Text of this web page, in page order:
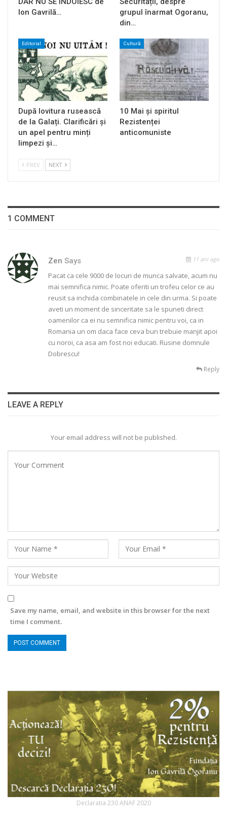
Ion Gavrilă…
grupul înarmat Ogoranu,
din…
Editorial
După lovitura rusească
de la Galați. Clarificări și
un apel pentru minți
limpezi și…
Cultură
10 Mai și spiritul
Rezistenței
anticomuniste
PREV NEXT
1 COMMENT
Zen Says 11 ani ago
Pacat ca cele 9000 de locuri de munca salvate, acum nu
mai semnifica nimic. Poate oferiti un trofeu celor ce au
reusit sa inchida combinatele in cele din urma. Si poate
aveti un moment de sinceritate sa le spuneti direct
oamenilor ca ei nu semnifica nimic pentru voi, ca in
Romania un om daca face ceva bun trebuie manjit apoi
cu noroi, ca asa am fost noi educati. Rusine domnule
Dobrescu!
Reply
LEAVE A REPLY
Your email address will not be published.
Save my name, email, and website in this browser for the next
time I comment.
Declaratia 230 ANAF 2020